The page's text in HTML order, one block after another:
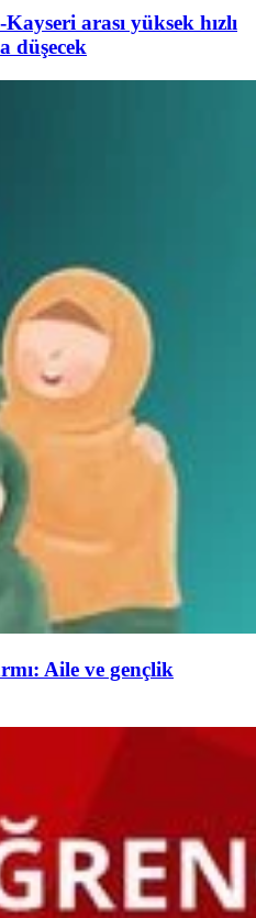
arası yüksek hızlı
düşecek
Aile ve gençlik